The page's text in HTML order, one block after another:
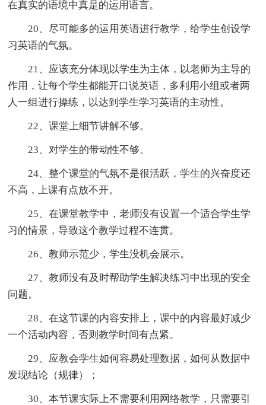
在真实的语境中真是的运用语言。
20、尽可能多的运用英语进行教学，给学生创设学
习英语的气氛。
21、应该充分体现以学生为主体，以老师为主导的
作用，让每个学生都能开口说英语，多利用小组或者两
人一组进行操练，以达到学生学习英语的主动性。
22、课堂上细节讲解不够。
23、对学生的带动性不够。
24、整个课堂的气氛不是很活跃，学生的兴奋度还
不高，上课有点放不开。
25、在课堂教学中，老师没有设置一个适合学生学
习的情景，导致这个教学过程不连贯。
26、教师示范少，学生没机会展示。
27、教师没有及时帮助学生解决练习中出现的安全
问题。
28、在这节课的内容安排上，课中的内容最好减少
一个活动内容，否则教学时间有点紧。
29、应教会学生如何容易处理数据，如何从数据中
发现结论（规律）；
30、本节课实际上不需要利用网络教学，只需要引